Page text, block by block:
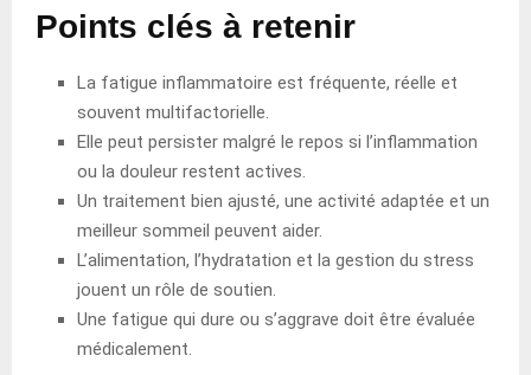
Points clés à retenir
La fatigue inflammatoire est fréquente, réelle et
souvent multifactorielle.
Elle peut persister malgré le repos si l’inflammation
ou la douleur restent actives.
Un traitement bien ajusté, une activité adaptée et un
meilleur sommeil peuvent aider.
L’alimentation, l’hydratation et la gestion du stress
jouent un rôle de soutien.
Une fatigue qui dure ou s’aggrave doit être évaluée
médicalement.